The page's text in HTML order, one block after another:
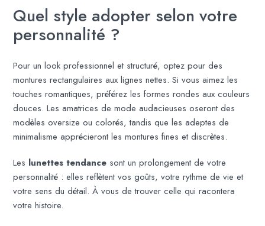
Quel style adopter selon votre
personnalité ?
Pour un look professionnel et structuré, optez pour des
montures rectangulaires aux lignes nettes. Si vous aimez les
touches romantiques, préférez les formes rondes aux couleurs
douces. Les amatrices de mode audacieuses oseront des
modèles oversize ou colorés, tandis que les adeptes de
minimalisme apprécieront les montures fines et discrètes.
Les lunettes tendance sont un prolongement de votre
personnalité : elles reflètent vos goûts, votre rythme de vie et
votre sens du détail. À vous de trouver celle qui racontera
votre histoire.